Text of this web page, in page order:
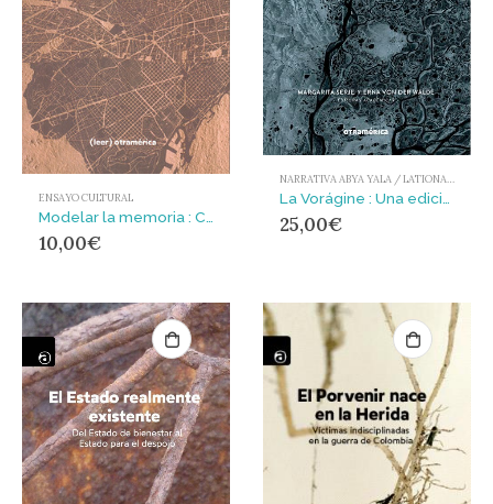
ENSAYO CULTURAL
Modelar la memoria : Conversaciones con Juan Gabriel Vásquez
10,00€
NARRATIVA ABYA YALA / LATIONAMÉRICA Y EL CARIBE
25,00€